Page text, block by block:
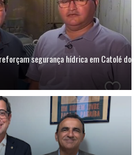
segurança hídrica em Catolé do